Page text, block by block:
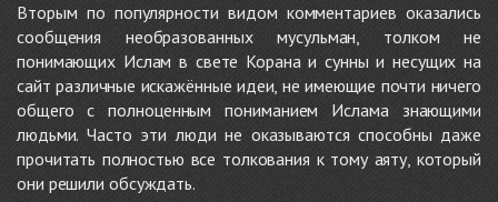
Вторым по популярности видом комментариев оказались
сообщения необразованных мусульман, толком не
понимающих Ислам в свете Корана и сунны и несущих на
сайт различные искажённые идеи, не имеющие почти ничего
общего с полноценным пониманием Ислама знающими
людьми. Часто эти люди не оказываются способны даже
прочитать полностью все толкования к тому аяту, который
они решили обсуждать.